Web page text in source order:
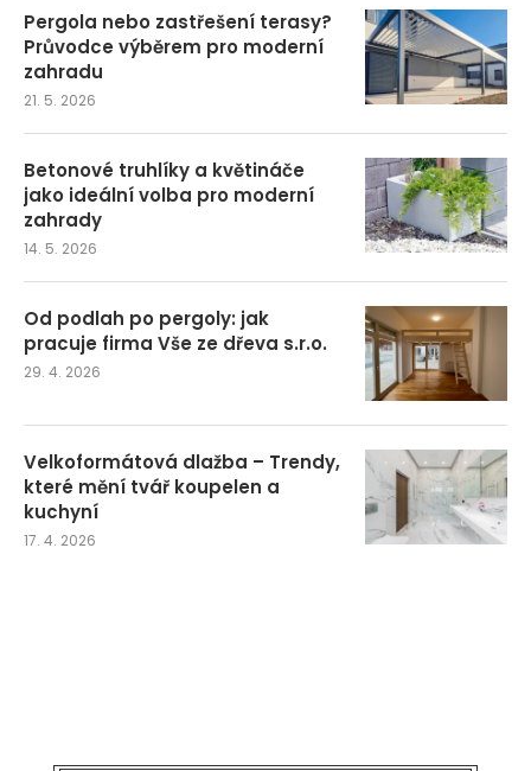
Pergola nebo zastřešení terasy?
Průvodce výběrem pro moderní
zahradu
21. 5. 2026
Betonové truhlíky a květináče
jako ideální volba pro moderní
zahrady
14. 5. 2026
Od podlah po pergoly: jak
pracuje firma Vše ze dřeva s.r.o.
29. 4. 2026
Velkoformátová dlažba – Trendy,
které mění tvář koupelen a
kuchyní
17. 4. 2026